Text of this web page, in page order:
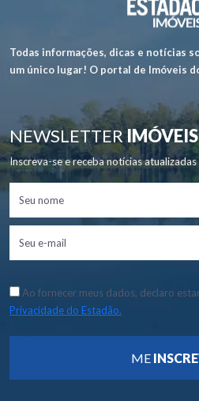
Todas informações, dicas e notícias
um único lugar! O portal de Imóveis
NEWSLETTERIMÓVEIS
Inscreva-se e receba notícias
Ao fornecer meus dados, declaro
Privacidade do Estadão.
ME